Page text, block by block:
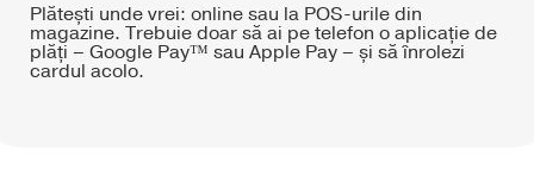
Plătești unde vrei: online sau la POS-urile din
magazine. Trebuie doar să ai pe telefon o aplicație de
plăți – Google Pay™ sau Apple Pay – și să înrolezi
cardul acolo.